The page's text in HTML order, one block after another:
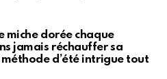
miche dorée chaque
jamais réchauffer sa
méthode d’été intrigue tout